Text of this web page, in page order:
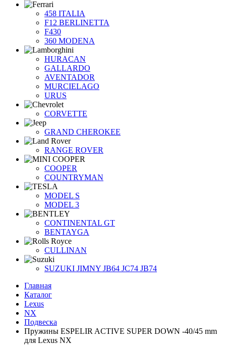
458 ITALIA
F12 BERLINETTA
F430
360 MODENA
HURACAN
GALLARDO
AVENTADOR
MURCIELAGO
URUS
CORVETTE
GRAND CHEROKEE
RANGE ROVER
COOPER
COUNTRYMAN
MODEL S
MODEL 3
CONTINENTAL GT
BENTAYGA
CULLINAN
SUZUKI JIMNY JB64 JC74 JB74
Главная
Каталог
Lexus
NX
Подвеска
Пружины ESPELIR ACTIVE SUPER DOWN -40/45 mm
для Lexus NX